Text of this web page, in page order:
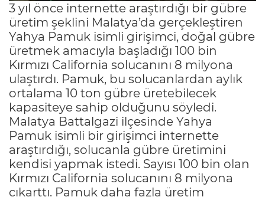
3 yıl önce internette araştırdığı bir gübre
üretim şeklini Malatya’da gerçekleştiren
Yahya Pamuk isimli girişimci, doğal gübre
üretmek amacıyla başladığı 100 bin
Kırmızı California solucanını 8 milyona
ulaştırdı. Pamuk, bu solucanlardan aylık
ortalama 10 ton gübre üretebilecek
kapasiteye sahip olduğunu söyledi.
Malatya Battalgazi ilçesinde Yahya
Pamuk isimli bir girişimci internette
araştırdığı, solucanla gübre üretimini
kendisi yapmak istedi. Sayısı 100 bin olan
Kırmızı California solucanını 8 milyona
çıkarttı. Pamuk daha fazla üretim